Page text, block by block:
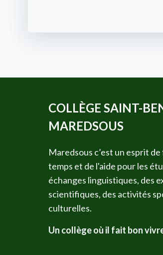
COLLÈGE SAINT-
MAREDSOUS
Maredsous c’est un esprit de
temps et de l'aide pour les
échanges linguistiques, des
scientifiques, des activités
culturelles.
Un collège où il fait bon